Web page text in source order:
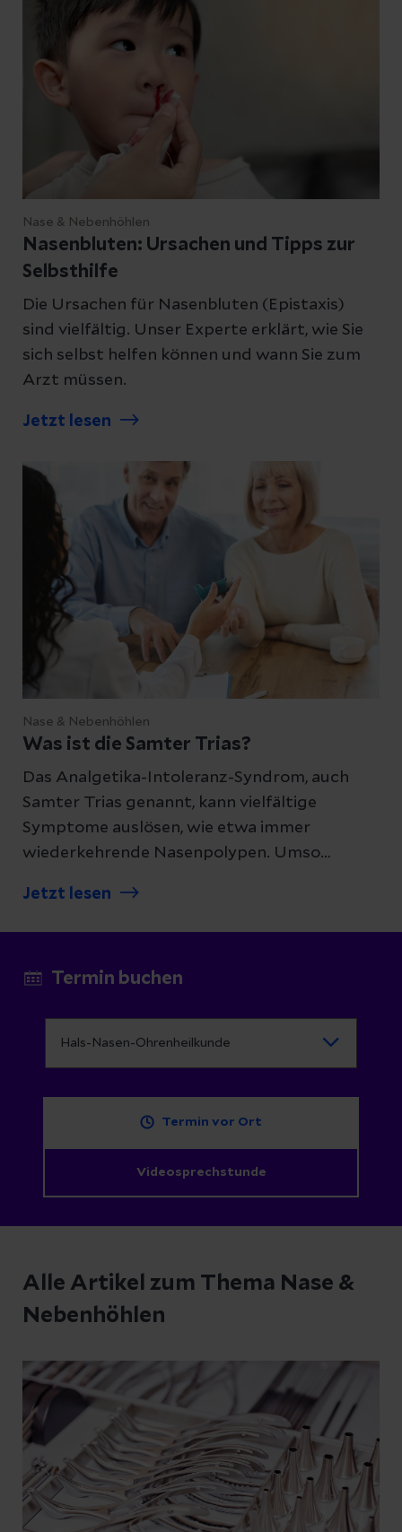
Nase & Nebenhöhlen
Nasenbluten: Ursachen und Tipps zur
Selbsthilfe
Die Ursachen für Nasenbluten (Epistaxis)
sind vielfältig. Unser Experte erklärt, wie Sie
sich selbst helfen können und wann Sie zum
Arzt müssen.
Jetzt lesen
Nase & Nebenhöhlen
Was ist die Samter Trias?
Das Analgetika-Intoleranz-Syndrom, auch
Samter Trias genannt, kann vielfältige
Symptome auslösen, wie etwa immer
wiederkehrende Nasenpolypen. Umso
Jetzt lesen
Termin buchen
Termin vor Ort
Videosprechstunde
Alle Artikel zum Thema Nase &
Nebenhöhlen